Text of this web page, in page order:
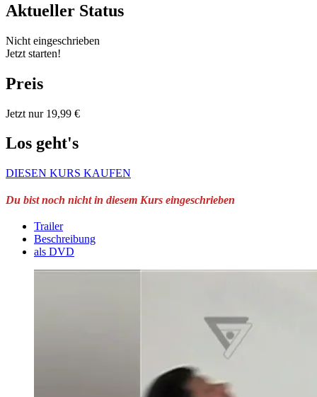
Aktueller Status
Nicht eingeschrieben
Jetzt starten!
Preis
Jetzt nur 19,99 €
Los geht's
DIESEN KURS KAUFEN
Du bist noch nicht in diesem Kurs eingeschrieben
Trailer
Beschreibung
als DVD